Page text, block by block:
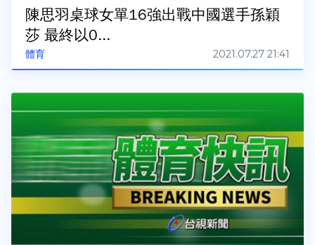
體育
陳思羽桌球女單16強出戰中國選手孫穎
莎 最終以0...
2021.07.27 21:41